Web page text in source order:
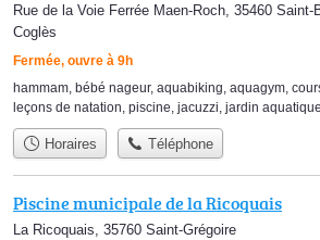
Rue de la Voie Ferrée Maen-Roch, 35460 Saint-
Coglès
Fermée, ouvre à 9h
hammam bébé nageur, aquabiking aquagym
leçons de natation piscine jacuzzi jardin aquatique
Horaires Téléphone
Piscine municipale de la Ricoquais
La Ricoquais, 35760 Saint-Grégoire